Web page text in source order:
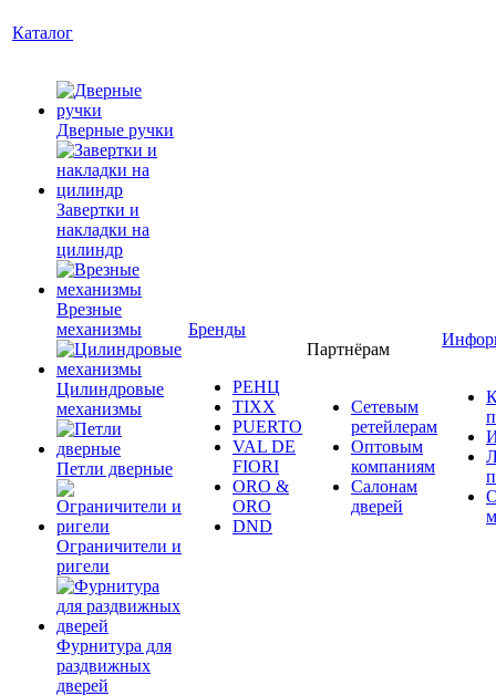
Каталог
Дверные ручки
Завертки и
накладки на
цилиндр
Врезные
механизмы
Цилиндровые
механизмы
Петли дверные
Ограничители и
ригели
Фурнитура для
раздвижных
дверей
Бренды
РЕНЦ
TIXX
PUERTO
VAL DE
FIORI
ORO &
ORO
DND
Партнёрам
Сетевым
ретейлерам
Оптовым
компаниям
Салонам
дверей